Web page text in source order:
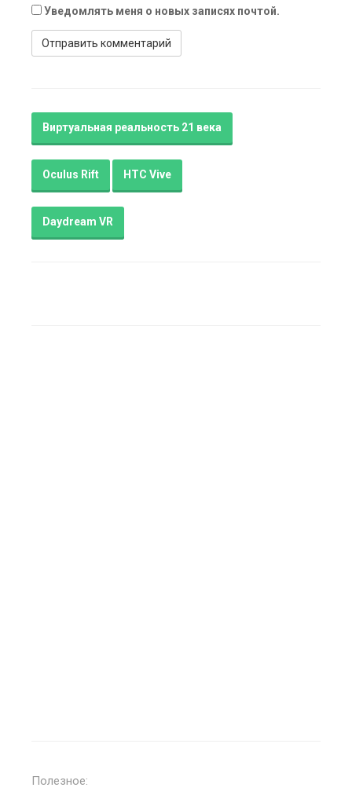
Уведомлять меня о новых записях почтой.
Виртуальная реальность 21 века
Oculus Rift HTC Vive
Daydream VR
Полезное: